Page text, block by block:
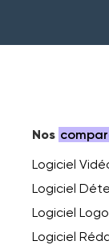
Nos
Logiciel
Logiciel
Logiciel
Logiciel